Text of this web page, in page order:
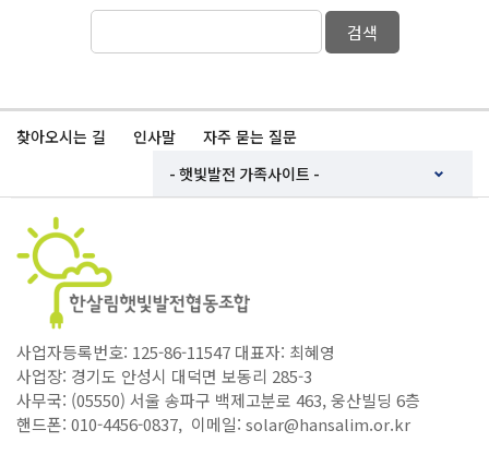
검색
찾아오시는 길 인사말 자주 묻는 질문
사업자등록번호: 125-86-11547 대표자: 최혜영
사업장: 경기도 안성시 대덕면 보동리 285-3
사무국: (05550) 서울 송파구 백제고분로 463, 웅산빌딩 6층
핸드폰: 010-4456-0837, 이메일: solar@hansalim.or.kr